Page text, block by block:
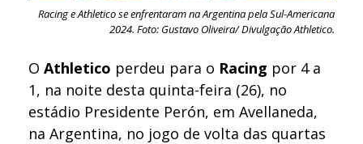
Racing e Athletico se enfrentaram na Argentina pela Sul-Americana
2024. Foto: Gustavo Oliveira/ Divulgação Athletico.
OAthletico perdeu para o Racing por 4 a
1, na noite desta quinta-feira (26), no
estádio Presidente Perón, em Avellaneda,
na Argentina, no jogo de volta das quartas